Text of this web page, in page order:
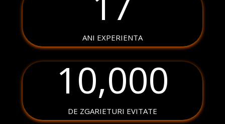
ANI EXPERIENTA
10,000
DE ZGARIETURI EVITATE